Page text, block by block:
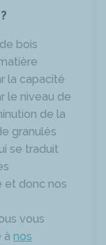
bois
la capacité
le niveau de
de la
granulés
se traduit
et donc nos
vous
à nos